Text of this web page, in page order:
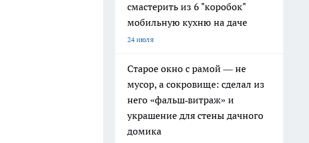
смастерить из 6 "коробок"
мобильную кухню на даче
24 июля
Старое окно с рамой — не
мусор, а сокровище: сделал из
него «фальш‑витраж» и
украшение для стены дачного
домика